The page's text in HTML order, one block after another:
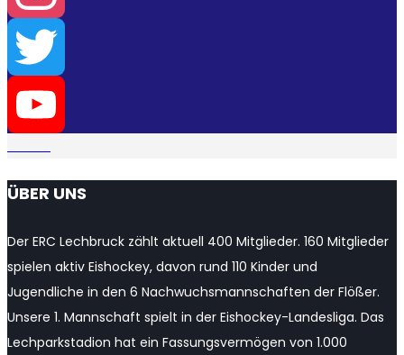
Instagram
Twitter
ÜBER UNS
Der ERC Lechbruck zählt aktuell 400 Mitglieder. 160 Mitglieder
spielen aktiv Eishockey, davon rund 110 Kinder und
Jugendliche in den 6 Nachwuchsmannschaften der Flößer.
Unsere 1. Mannschaft spielt in der Eishockey-Landesliga. Das
Lechparkstadion hat ein Fassungsvermögen von 1.000